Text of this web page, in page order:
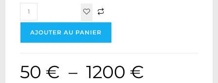
AJOUTER AU PANIER
50 € – 1200 €